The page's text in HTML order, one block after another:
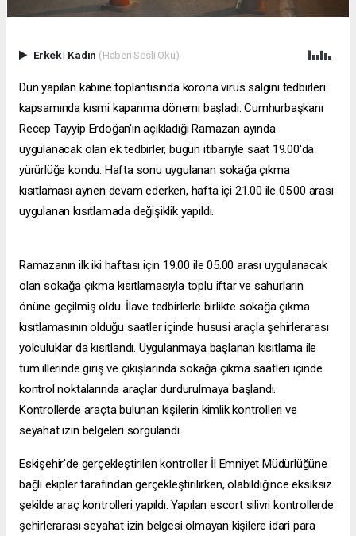
Erkek| Kadın (Haberi Sesli Oku)
Dün yapılan kabine toplantısında korona virüs salgını tedbirleri
kapsamında kısmi kapanma dönemi başladı. Cumhurbaşkanı
Recep Tayyip Erdoğan'ın açıkladığı Ramazan ayında
uygulanacak olan ek tedbirler, bugün itibariyle saat 19.00'da
yürürlüğe kondu. Hafta sonu uygulanan sokağa çıkma
kısıtlaması aynen devam ederken, hafta içi 21.00 ile 05.00 arası
uygulanan kısıtlamada değişiklik yapıldı.
Ramazanın ilk iki haftası için 19.00 ile 05.00 arası uygulanacak
olan sokağa çıkma kısıtlamasıyla toplu iftar ve sahurların
önüne geçilmiş oldu. İlave tedbirlerle birlikte sokağa çıkma
kısıtlamasının olduğu saatler içinde hususi araçla şehirlerarası
yolculuklar da kısıtlandı. Uygulanmaya başlanan kısıtlama ile
tüm illerinde giriş ve çıkışlarında sokağa çıkma saatleri içinde
kontrol noktalarında araçlar durdurulmaya başlandı.
Kontrollerde araçta bulunan kişilerin kimlik kontrolleri ve
seyahat izin belgeleri sorgulandı.
Eskişehir'de gerçekleştirilen kontroller İl Emniyet Müdürlüğüne
bağlı ekipler tarafından gerçekleştirilirken, olabildiğince eksiksiz
şekilde araç kontrolleri yapıldı. Yapılan escort silivri kontrollerde
şehirlerarası seyahat izin belgesi olmayan kişilere idari para